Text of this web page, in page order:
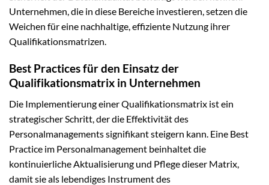
Unternehmen, die in diese Bereiche investieren, setzen die
Weichen für eine nachhaltige, effiziente Nutzung ihrer
Qualifikationsmatrizen.
Best Practices für den Einsatz der
Qualifikationsmatrix in Unternehmen
Die Implementierung einer Qualifikationsmatrix ist ein
strategischer Schritt, der die Effektivität des
Personalmanagements signifikant steigern kann. Eine Best
Practice im Personalmanagement beinhaltet die
kontinuierliche Aktualisierung und Pflege dieser Matrix,
damit sie als lebendiges Instrument des